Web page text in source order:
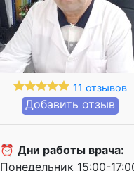
11 отзывов
Добавить отзыв
⏰ Дни работы врача:
Понедельник 15:00-